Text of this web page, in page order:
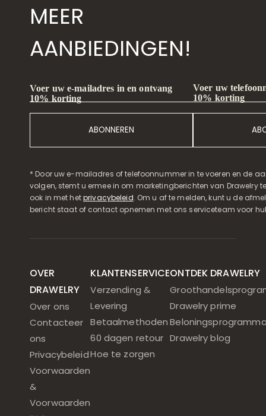
MEER
AANBIEDINGEN!
Voer uw e-mailadres in en ontvang
10% korting
ABONNEREN
Voer uw
10% korting
* Door uw e-mailadres of telefoonnummer in te voeren en de
volgen, stemt u ermee in om marketingberichten van Drawelry
ook in met hetprivacybeleid. Om u af te melden, kunt u de
bericht staat of contact opnemen met ons serviceteam voor
OVER
DRAWELRY
Over ons
Contacteer
ons
Privacybeleid
Voorwaarden
&
Voorwaarden
KLANTENSERVICE
Verzending &
Levering
Betaalmethoden
60 dagen retour
Hoe te zorgen
ONTDEK DRAWELRY
Drawelry prime
Drawelry blog